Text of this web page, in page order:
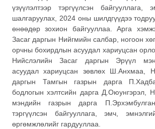
үзүүлэлтээр тэргүүлсэн байгууллага,
шалгаруулах, 2024 оны шилдгүүдээ
өнөөдөр зохион байгууллаа. Арга
Засаг даргын Нийгмийн салбар, ногоон
орчны бохирдлын асуудал хариуцсан
Нийслэлийн Засаг даргын Эрүүл
асуудал хариуцсан зөвлөх Ш.Анхмаа,
даргын Тамгын газрын дарга
бодлогын хэлтсийн дарга Д.Оюунгэрэл,
мэндийн газрын дарга
тэргүүлсэн байгууллага, эмч,
өргөмжлөлийг гардууллаа.